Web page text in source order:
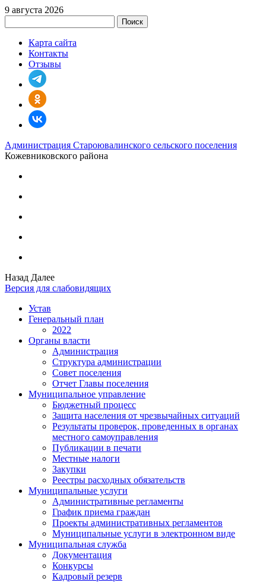
9 августа 2026
Поиск
Карта сайта
Контакты
Отзывы
Администрация Староювалинского сельского поселения
Кожевниковского района
Назад Далее
Версия для слабовидящих
Устав
Генеральный план
2022
Органы власти
Администрация
Структура администрации
Совет поселения
Отчет Главы поселения
Муниципальное управление
Бюджетный процесс
Защита населения от чрезвычайных ситуаций
Результаты проверок, проведенных в органах
местного самоуправления
Публикации в печати
Местные налоги
Закупки
Реестры расходных обязательств
Муниципальные услуги
Административные регламенты
График приема граждан
Проекты административных регламентов
Муниципальные услуги в электронном виде
Муниципальная служба
Документация
Конкурсы
Кадровый резерв